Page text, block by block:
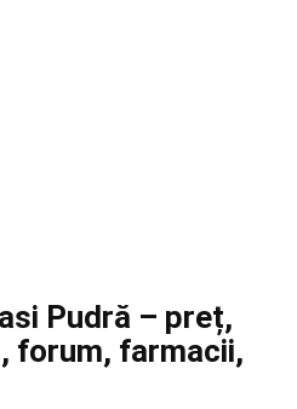
Pudră – preț,
forum, farmacii,